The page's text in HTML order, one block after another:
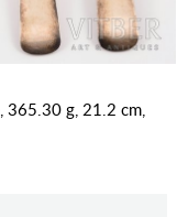
365.30 g, 21.2 cm,